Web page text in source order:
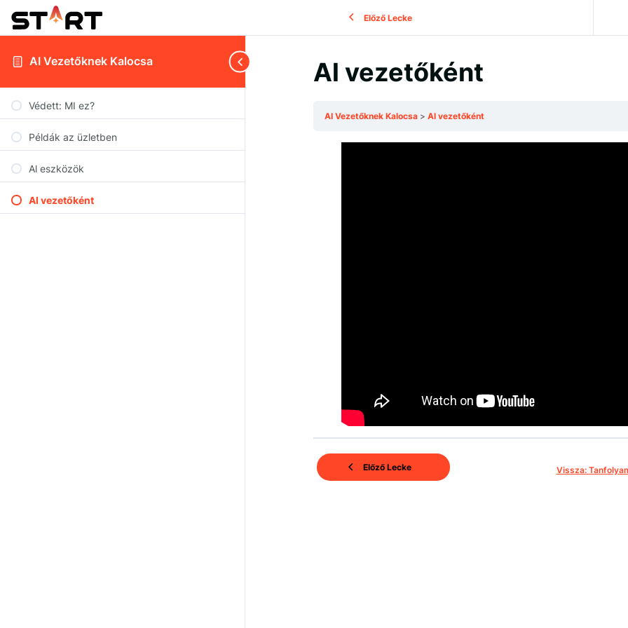
AI Vezetőknek Kalocsa
Védett: MI ez?
Példák az üzletben
Al eszközök
Al vezetőként
Előző Lecke
Al vezetőként
AI Vezetőknek Kalocsa Al vezetőként
Előző Lecke Vissza: